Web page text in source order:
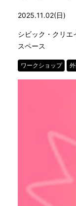
2025.11.02(日)
シビック・クリ
スペース
ワークショップ